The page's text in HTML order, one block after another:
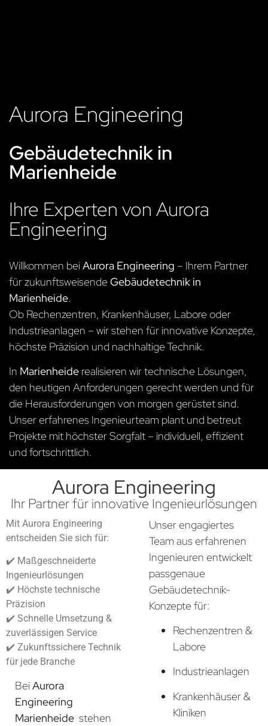
Aurora Engineering
Gebäudetechnik in
Marienheide
Ihre Experten von Aurora
Engineering
Willkommen beiAurora Engineering – Ihrem Partner
für zukunftsweisendeGebäudetechnik in
Marienheide.
Ob Rechenzentren, Krankenhäuser, Labore oder
Industrieanlagen – wir stehen für innovative Konzepte,
höchste Präzision und nachhaltige Technik.
In Marienheide realisieren wir technische Lösungen,
den heutigen Anforderungen gerecht werden und für
die Herausforderungen von morgen gerüstet sind.
Unser erfahrenes Ingenieurteam plant und betreut
Projekte mit höchster Sorgfalt – individuell, effizient
und fortschrittlich.
Aurora Engineering
Ihr Partner für innovative Ingenieurlösungen
Mit Aurora Engineering
entscheiden Sie sich für:
✔️ Maßgeschneiderte
Ingenieurlösungen
✔️ Höchste technische
Präzision
✔️ Schnelle Umsetzung &
zuverlässigen Service
✔️ Zukunftssichere Technik
für jede Branche
BeiAurora
Engineering
Marienheide stehen
Unser engagiertes
Team aus erfahrenen
Ingenieuren entwickelt
passgenaue
Gebäudetechnik-
Konzepte für:
Rechenzentren &
Labore
Industrieanlagen
Krankenhäuser &
Kliniken